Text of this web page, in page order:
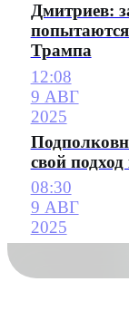
Дмитриев:
Трампа
12:08
9 АВГ
2025
свой
08:30
9 АВГ
2025